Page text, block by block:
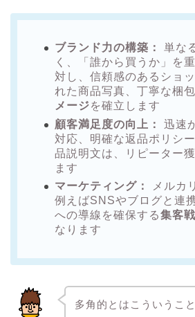
ブランド力の構築：
単な
く、「誰から買うか」を
対し、信頼感のあるショ
れた商品写真、丁寧な梱
メージを確立します
顧客満足度の向上：
迅速
対応、明確な返品ポリシ
品説明文は、リピーター
ます
マーケティング：
メルカ
例えばSNSやブログと連
への導線を確保する集客
なります
多角的とはこういうこ